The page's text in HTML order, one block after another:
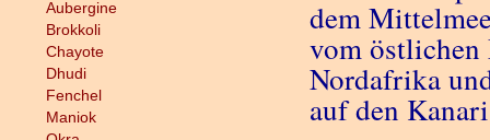
Aubergine
Brokkoli
Chayote
Dhudi
Fenchel
Maniok
dem
vom östlichen
Nordafrika
auf den